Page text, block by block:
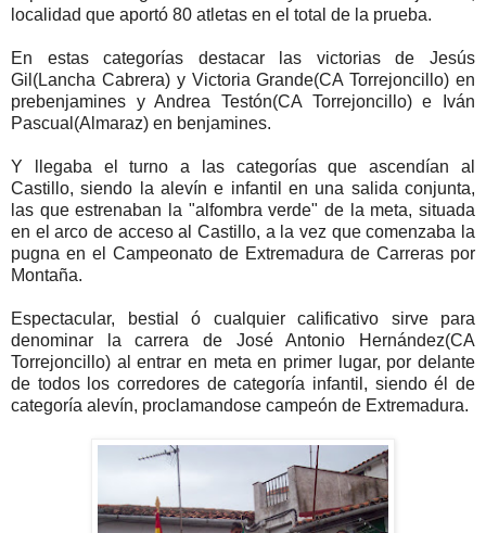
localidad que aportó 80 atletas en el total de la prueba.
En estas categorías destacar las victorias de Jesús
Gil(Lancha Cabrera) y Victoria Grande(CA Torrejoncillo) en
prebenjamines y Andrea Testón(CA Torrejoncillo) e Iván
Pascual(Almaraz) en benjamines.
Y llegaba el turno a las categorías que ascendían al
Castillo, siendo la alevín e infantil en una salida conjunta,
las que estrenaban la "alfombra verde" de la meta, situada
en el arco de acceso al Castillo, a la vez que comenzaba la
pugna en el Campeonato de Extremadura de Carreras por
Montaña.
Espectacular, bestial ó cualquier calificativo sirve para
denominar la carrera de José Antonio Hernández(CA
Torrejoncillo) al entrar en meta en primer lugar, por delante
de todos los corredores de categoría infantil, siendo él de
categoría alevín, proclamandose campeón de Extremadura.